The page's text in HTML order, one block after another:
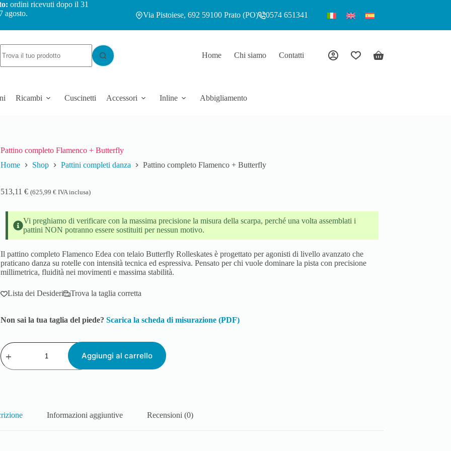
ordini ricevuti dopo il 31
agosto.
Via Pistoiese, 692 59100 Prato (PO) 0574 651341
Home Chi siamo Contatti News
Ricambi Cuscinetti Accessori Inline Abbigliamento
Pattino completo Flamenco + Butterfly
Home
Shop Pattini completi danza Pattino completo Flamenco + Butterfly
513,11€ (625,99€ IVA inclusa)
Vi preghiamo di verificare con la massima precisione la misura della scarpa, perché una volta assemblati i
pattini NON potranno essere sostituiti per nessun motivo.
Il pattino completo Flamenco Edea con telaio Butterfly Rolleskates è progettato per agonisti di livello avanzato che
praticano danza su rotelle con intensità tecnica ed espressiva. Pensato per chi vuole dominare la pista con precisione
millimetrica, fluidità nei movimenti e massima stabilità.
Lista dei Desideri Trova la taglia corretta
Non sai la tua taglia del piede?Scarica la scheda di misurazione (PDF)
Aggiungi al carrello
Informazioni aggiuntive Recensioni (0)